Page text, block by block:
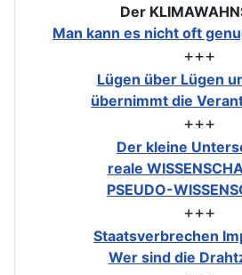
Der
Man kann es nicht oft
+++
Lügen über Lügen
übernimmt die
+++
Der kleine
reale
PSEUDO-
+++
Staatsverbrechen
Wer sind die